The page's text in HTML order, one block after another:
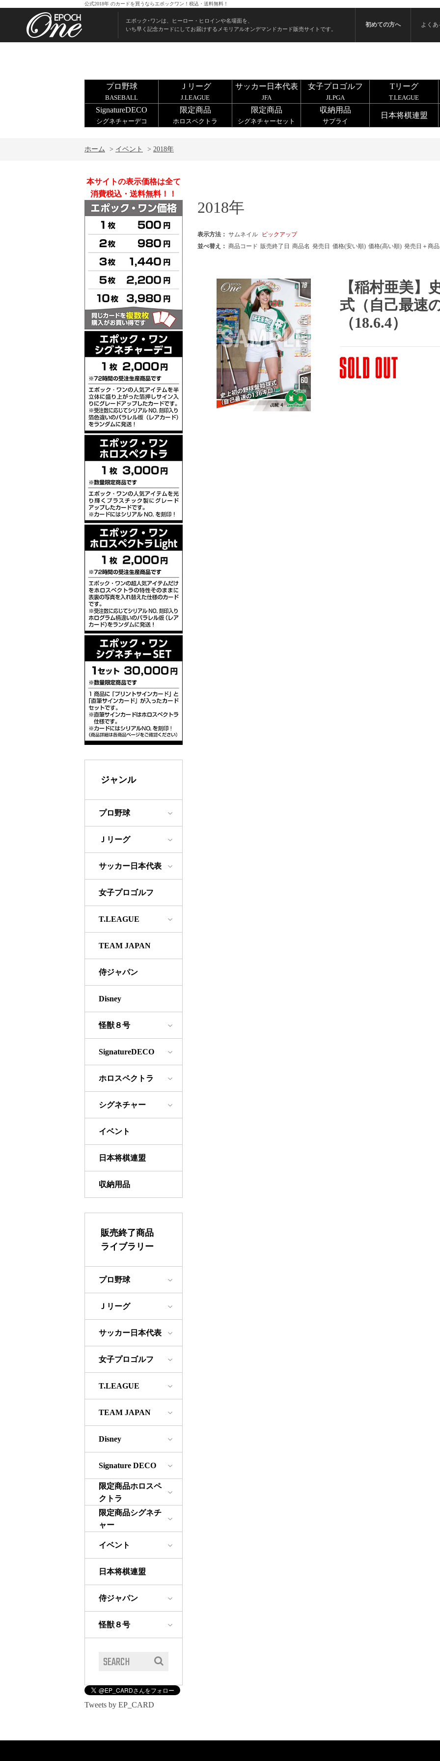
公式2018年 のカードを買うならエポックワン！税込・送料無料！
エポック･ワンは、ヒーロー・ヒロインや名場面を、
いち早く記念カードにしてお届けするメモリアルオンデマンドカード販売サイトです。
初めての方へ よくあ
プロ野球
BASEBALL
Ｊリーグ
J.LEAGUE
サッカー日本代表
JFA
女子プロゴルフ
JLPGA
Tリーグ
T.LEAGUE
SignatureDECO
シグネチャーデコ
限定商品
ホロスペクトラ
限定商品
シグネチャーセット
収納用品
サプライ
日本将棋連盟
ホーム > イベント > 2018年
本サイトの表示価格は全て
消費税込・送料無料！！
ジャンル
プロ野球
Ｊリーグ
サッカー日本代表
女子プロゴルフ
T.LEAGUE
TEAM JAPAN
侍ジャパン
Disney
怪獣８号
SignatureDECO
ホロスペクトラ
シグネチャー
イベント
日本将棋連盟
収納用品
販売終了商品
ライブラリー
プロ野球
Ｊリーグ
サッカー日本代表
女子プロゴルフ
T.LEAGUE
TEAM JAPAN
Disney
Signature DECO
限定商品ホロスペ
クトラ
限定商品シグネチ
ャー
イベント
日本将棋連盟
侍ジャパン
怪獣８号
Tweets by EP_CARD
2018年
表示方法： サムネイル
ピックアップ
並べ替え： 商品コード 販売終了日 商品名 発売日 価格(安い順) 価格(高い順) 発売日＋商品
【稲村亜美】
式（自己最速
（18.6.4）